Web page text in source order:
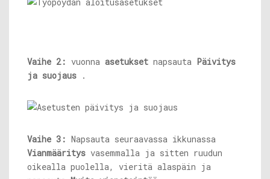
Vaihe 2: vuonna asetukset napsauta Päivitys
ja suojaus .
Vaihe 3: Napsauta seuraavassa ikkunassa
Vianmääritys vasemmalla ja sitten ruudun
oikealla puolella, vieritä alaspäin ja